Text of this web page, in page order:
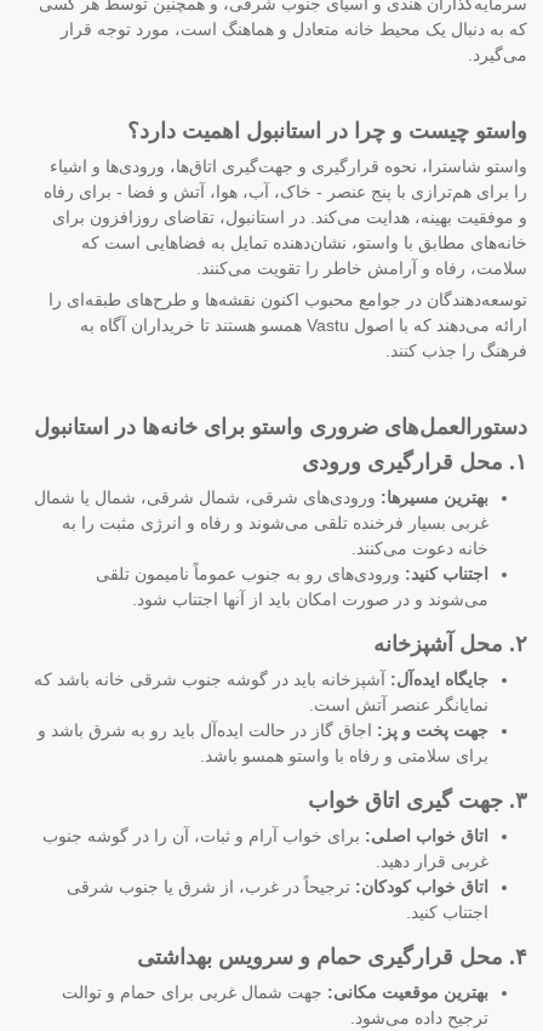
که به دنبال یک محیط خانه متعادل و هماهنگ است، مورد توجه قرار
می‌گیرد.
واستو چیست و چرا در استانبول اهمیت دارد؟
واستو شاسترا، نحوه قرارگیری و جهت‌گیری اتاق‌ها، ورودی‌ها و اشیاء
را برای هم‌ترازی با پنج عنصر - خاک، آب، هوا، آتش و فضا - برای رفاه
و موفقیت بهینه، هدایت می‌کند. در استانبول، تقاضای روزافزون برای
خانه‌های مطابق با واستو، نشان‌دهنده تمایل به فضاهایی است که
سلامت، رفاه و آرامش خاطر را تقویت می‌کنند.
توسعه‌دهندگان در جوامع محبوب اکنون نقشه‌ها و طرح‌های طبقه‌ای را
ارائه می‌دهند که با اصول Vastu همسو هستند تا خریداران آگاه به
فرهنگ را جذب کنند.
دستورالعمل‌های ضروری واستو برای خانه‌ها در استانبول
۱. محل قرارگیری ورودی
بهترین مسیرها: ورودی‌های شرقی، شمال شرقی، شمال یا شمال
غربی بسیار فرخنده تلقی می‌شوند و رفاه و انرژی مثبت را به
خانه دعوت می‌کنند.
اجتناب کنید: ورودی‌های رو به جنوب عموماً نامیمون تلقی
می‌شوند و در صورت امکان باید از آنها اجتناب شود.
۲. محل آشپزخانه
جایگاه ایده‌آل: آشپزخانه باید در گوشه جنوب شرقی خانه باشد که
نمایانگر عنصر آتش است.
جهت پخت و پز: اجاق گاز در حالت ایده‌آل باید رو به شرق باشد و
برای سلامتی و رفاه با واستو همسو باشد.
۳. جهت گیری اتاق خواب
اتاق خواب اصلی: برای خواب آرام و ثبات، آن را در گوشه جنوب
غربی قرار دهید.
اتاق خواب کودکان: ترجیحاً در غرب، از شرق یا جنوب شرقی
اجتناب کنید.
۴. محل قرارگیری حمام و سرویس بهداشتی
بهترین موقعیت مکانی: جهت شمال غربی برای حمام و توالت
ترجیح داده می‌شود.